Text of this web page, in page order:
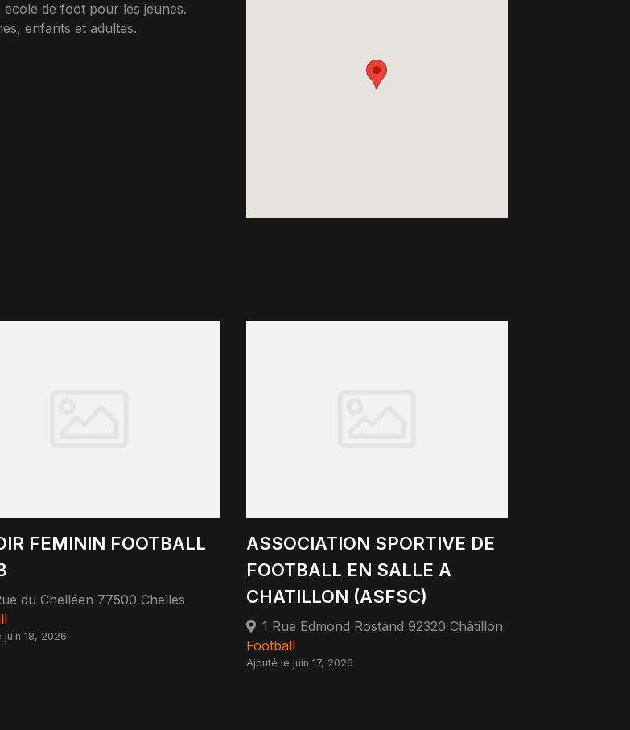
de foot pour les jeunes.
enfants et adultes.
FEMININ FOOTBALL
du Chelléen 77500 Chelles
juin 18, 2026
ASSOCIATION SPORTIVE DE
FOOTBALL EN SALLE A
CHATILLON (ASFSC)
1 Rue Edmond Rostand 92320 Châtillon
Football
Ajouté le juin 17, 2026